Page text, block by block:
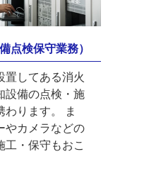
点検保守業務）
置してある消火
設備の点検・施
わります。 ま
やカメラなどの
工・保守もおこ